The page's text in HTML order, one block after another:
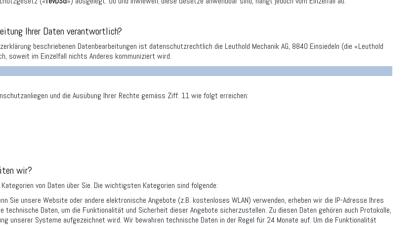
Ihrer Daten verantwortlich?
beschriebenen Datenbearbeitungen ist datenschutzrechtlich die Leuthold Mechanik AG, 8840 Einsiedeln (die «Leuthold
soweit im Einzelfall nichts Anderes kommuniziert wird.
und die Ausübung Ihrer Rechte gemäss Ziff. 11 wie folgt erreichen:
wir?
von Daten über Sie. Die wichtigsten Kategorien sind folgende:
Sie unsere Website oder andere elektronische Angebote (z.B. kostenloses WLAN) verwenden, erheben wir die IP-Adresse Ihres
technische Daten, um die Funktionalität und Sicherheit dieser Angebote sicherzustellen. Zu diesen Daten gehören auch Protokolle,
unserer Systeme aufgezeichnet wird. Wir bewahren technische Daten in der Regel für 24 Monate auf. Um die Funktionalität